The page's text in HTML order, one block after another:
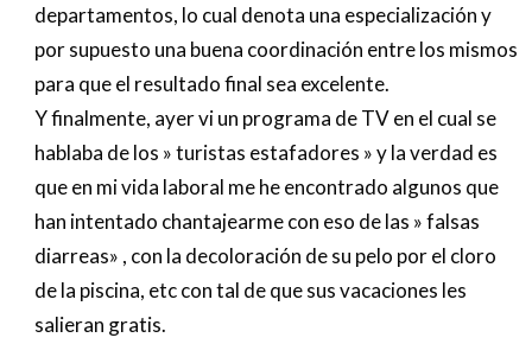
departamentos, lo cual denota una especialización y
por supuesto una buena coordinación entre los mismos
para que el resultado final sea excelente.
Y finalmente, ayer vi un programa de TV en el cual se
hablaba de los » turistas estafadores » y la verdad es
que en mi vida laboral me he encontrado algunos que
han intentado chantajearme con eso de las » falsas
diarreas» , con la decoloración de su pelo por el cloro
de la piscina, etc con tal de que sus vacaciones les
salieran gratis.